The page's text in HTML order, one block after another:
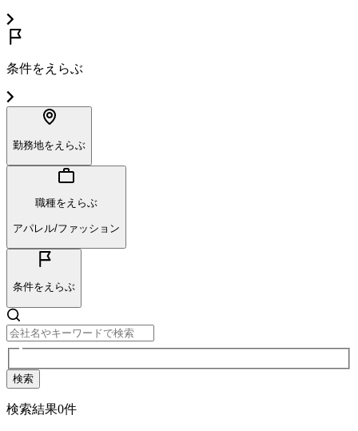
条件をえらぶ
勤務地をえらぶ
職種をえらぶ
アパレル/ファッション
条件をえらぶ
検索
検索結果0件